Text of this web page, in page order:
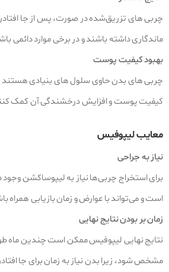
چربی‌ های تزریق‌شده در صورت، پس از جا
ماندگاری داشته باشند و در برخی موارد دائمی
بهبود کیفیت پوست
چربی‌ های بدن حاوی سلول‌ های بنیادی هستند
کیفیت پوست و افزایش درخشندگی آن کمک
معایب لیپوفیس
نیاز به جراحی
برای استخراج چربی‌ها نیاز به لیپوساکشن
است و می‌تواند با عوارض و زمان بازیابی همراه
زمان بر بودن نتایج نهایی
نتایج نهایی لیپوفیس ممکن است چندین ماه
مشخص شود، زیرا بدن نیاز به زمان برای جا